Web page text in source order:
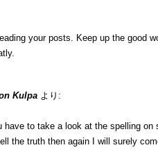
your posts. Keep up the good
Kulpa より:
to take a look at the spelling
the truth then again I will surely